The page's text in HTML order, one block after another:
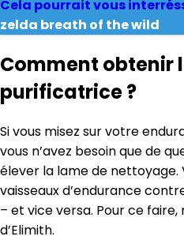
Cela pourrait vous
zelda breath of the wild
Comment obtenir
purificatrice ?
Si vous misez sur votre
vous n’avez besoin que de
élever la lame de nettoyage.
vaisseaux d’endurance
– et vice versa. Pour ce
d’Elimith.